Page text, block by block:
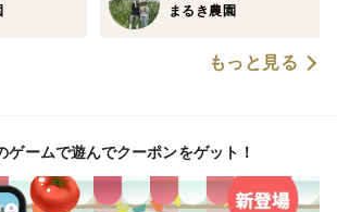
まるき農園
もっと見る
ゲームで遊んでクーポンをゲット！